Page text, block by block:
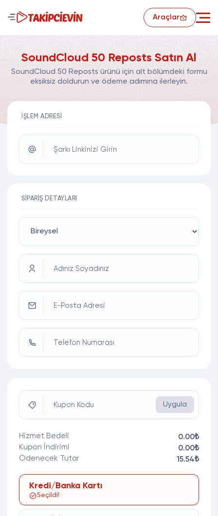
Araçlar
SoundCloud 50 Reposts Satın Al
SoundCloud 50 Reposts ürünü için alt bölümdeki formu
eksiksiz doldurun ve ödeme adımına ilerleyin.
İŞLEM ADRESI
Şarkı Linkinizi Girin
SIPARIŞ DETAYLARI
Adınız Soyadınız
E-Posta Adresi
Telefon Numarası
Kupon Kodu Uygula
Hizmet Bedeli
0.00₺
Kupon İndirimi
0.00₺
Ödenecek Tutar
15.54₺
Kredi/Banka Kartı
Seçildi!